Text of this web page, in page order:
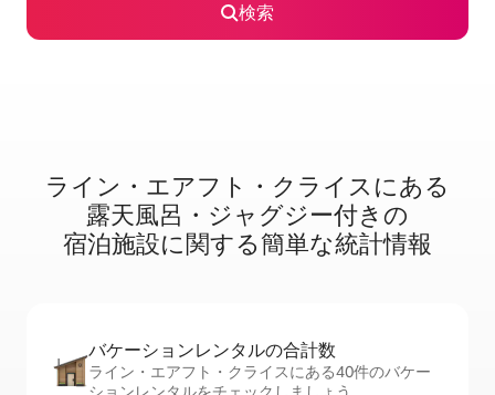
検索
ライン・エアフト・クライスに⁠あ⁠る
露⁠天⁠風⁠呂・ジ⁠ャ⁠グ⁠ジ⁠ー⁠付⁠き⁠の
宿⁠泊⁠施⁠設⁠に関⁠す⁠る簡⁠単⁠な統⁠計⁠情⁠報
バケーションレ⁠ン⁠タ⁠ル⁠の合⁠計⁠数
ライン・エアフト・クライスにある40件のバケー